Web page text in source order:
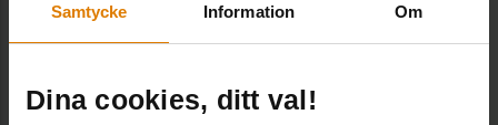
Samtycke Information Om
Dina cookies, ditt val!
A till Ö för
fastighetsdriften